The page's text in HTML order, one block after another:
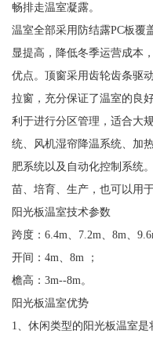
畅排走温室凝露。
温室全部采用防结露PC板覆
显提高，降低冬季运营成本
优点。顶窗采用齿轮齿条驱
拉窗，充分保证了温室的良
利于进行分区管理，适合大
统、风机湿帘降温系统、加
肥系统以及自动化控制系统
苗、培育、生产，也可以用
阳光板温室技术参数
跨度：6.4m、7.2m、8m、
开间：4m、8m ；
檐高：3m--8m。
阳光板温室优势
1、休闲类型的阳光板温室